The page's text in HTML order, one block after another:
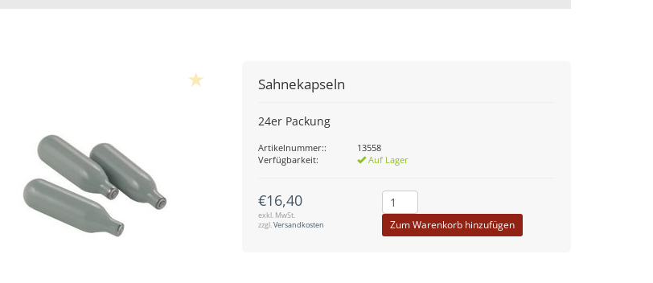
Sahnekapseln
24er Packung
Artikelnummer::
13558
Verfügbarkeit:
Auf Lager
€16,40
exkl. MwSt.
zzgl.Versandkosten Zum Warenkorb hinzufügen